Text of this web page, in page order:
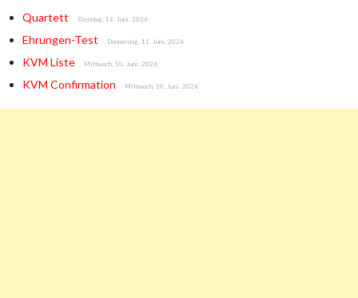
Quartett Dienstag, 16. Juni. 2026
Ehrungen-Test Donnerstag, 11. Juni. 2026
KVM Liste Mittwoch, 10. Juni. 2026
KVM Confirmation Mittwoch, 10. Juni. 2026